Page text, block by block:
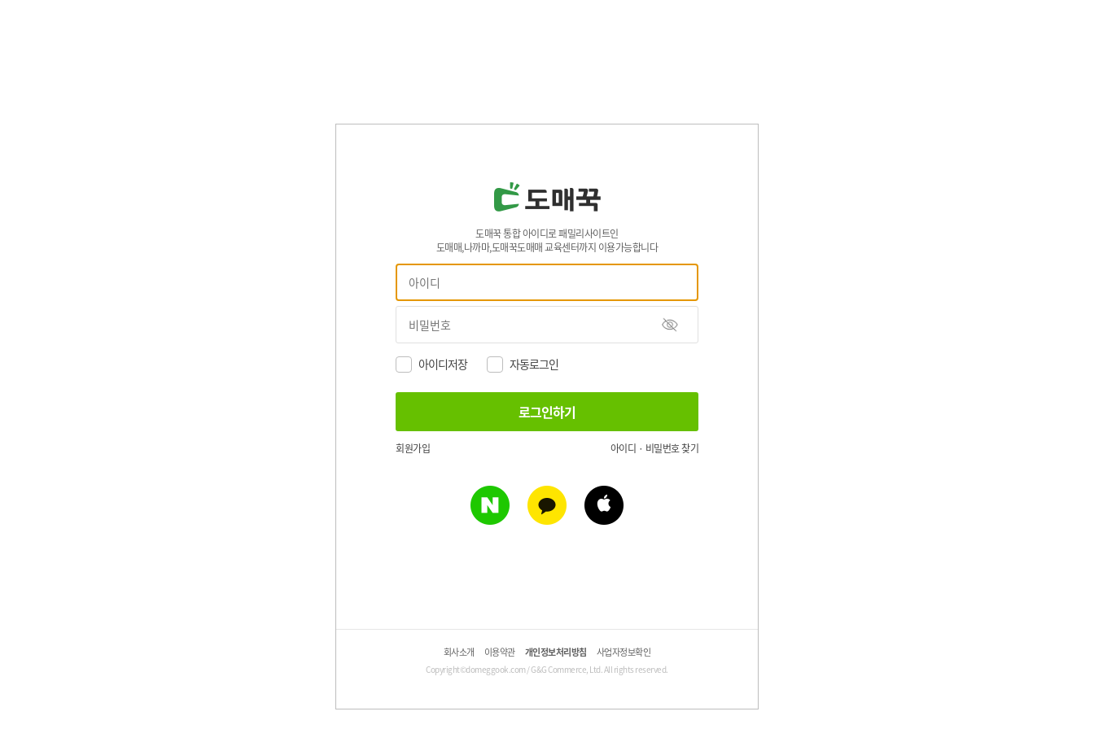
도매꾹 통합 아이디로 패밀리사이트인
도매매,나까마,도매꾹도매매 교육센터까지 이용가능합니다
아이디저장 자동로그인
회원가입 아이디 · 비밀번호 찾기
회사소개 이용약관 개인정보처리방침 사업자정보확인
Copyright©domeggook.com / G&G Commerce, Ltd. All rights reserved.